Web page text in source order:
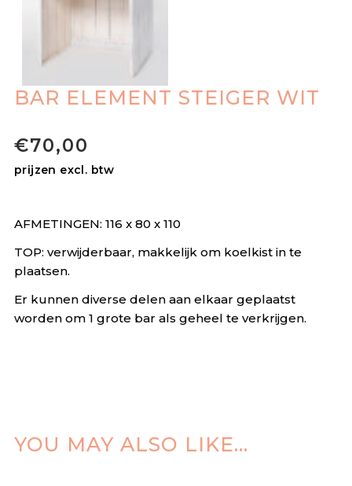
BAR ELEMENT STEIGER WIT
€70,00
prijzen excl. btw
AFMETINGEN: 116 x 80 x 110
TOP: verwijderbaar, makkelijk om koelkist in te
plaatsen.
Er kunnen diverse delen aan elkaar geplaatst
worden om 1 grote bar als geheel te verkrijgen.
YOU MAY ALSO LIKE…